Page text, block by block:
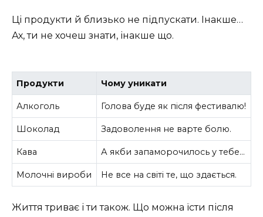
Ці продукти й близько не підпускати. Інакше…
Ах, ти не хочеш знати, інакше що.
Продукти Чому уникати
Алкоголь Голова буде як після фестивалю!
Шоколад Задоволення не варте болю.
Кава А якби запаморочилось у тебе…
Молочні вироби Не все на світі те, що здається.
Життя триває і ти також. Що можна їсти після